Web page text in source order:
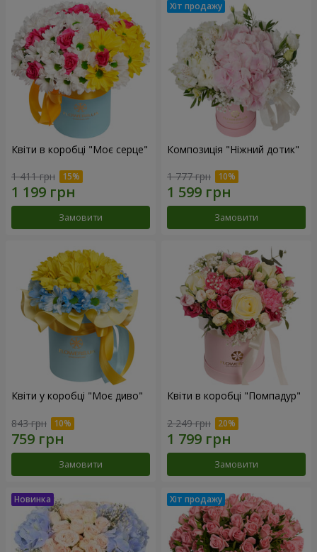
Квіти в коробці "Моє серце"
1 411 грн
Замовити
Композиція "Ніжний дотик"
1 777 грн
Замовити
Квіти у коробці "Моє диво"
843 грн
Замовити
Квіти в коробці "Помпадур"
2 249 грн
Замовити